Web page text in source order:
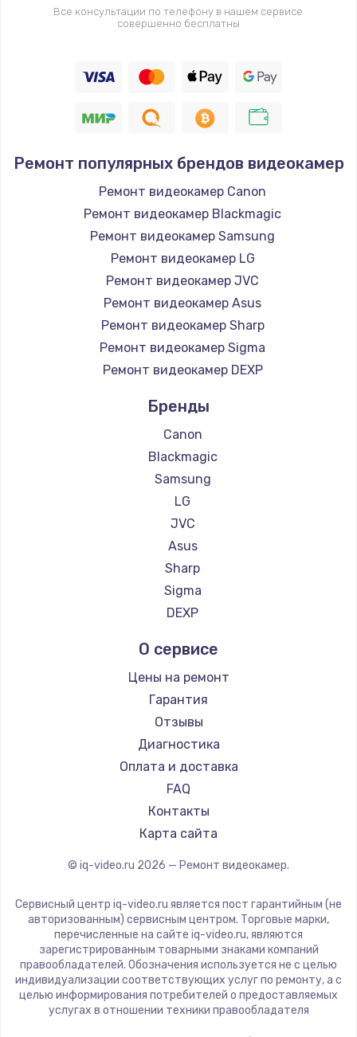
Все консультации по телефону в нашем сервисе
совершенно бесплатны
Ремонт популярных брендов видеокамер
Ремонт видеокамер Canon
Ремонт видеокамер Blackmagic
Ремонт видеокамер Samsung
Ремонт видеокамер LG
Ремонт видеокамер JVC
Ремонт видеокамер Asus
Ремонт видеокамер Sharp
Ремонт видеокамер Sigma
Ремонт видеокамер DEXP
Бренды
Canon
Blackmagic
Samsung
LG
JVC
Asus
Sharp
Sigma
DEXP
О сервисе
Цены на ремонт
Гарантия
Отзывы
Диагностика
Оплата и доставка
FAQ
Контакты
Карта сайта
© iq-video.ru 2026 — Ремонт видеокамер.
Сервисный центр iq-video.ru является пост гарантийным (не
авторизованным) сервисным центром. Торговые марки,
перечисленные на сайте iq-video.ru, являются
зарегистрированным товарными знаками компаний
правообладателей. Обозначения используется не с целью
индивидуализации соответствующих услуг по ремонту, а с
целью информирования потребителей о предоставляемых
услугах в отношении техники правообладателя